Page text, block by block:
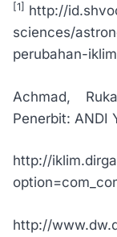
[1] http://
sciences/
perubahan-
Achmad,
Penerbit: ANDI
http://
http://